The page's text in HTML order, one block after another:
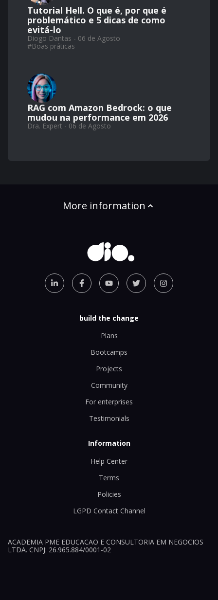
Tutorial Hell. O que é, por que é
problemático e 5 dicas de como
evitá-lo
Diogo Dantas - 06 de Agosto
#Boas práticas
RAG com Amazon Bedrock: o que
mudou na performance em 2026
Dra. Expert - 06 de Agosto
More information
build the change
Plans
Bootcamps
Projects
Community
For enterprises
Testimonials
Information
Help Center
Terms
Policies
LGPD Contact Channel
ACADEMIA PME EDUCACAO E CONSULTORIA EM NEGOCIOS
LTDA. CNPJ: 26.965.884/0001-02